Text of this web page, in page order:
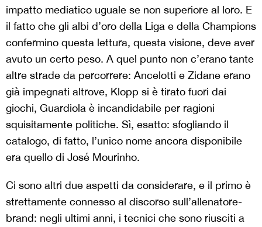
impatto mediatico uguale se non superiore al loro. E
il fatto che gli albi d’oro della Liga e della Champions
confermino questa lettura, questa visione, deve aver
avuto un certo peso. A quel punto non c’erano tante
altre strade da percorrere: Ancelotti e Zidane erano
già impegnati altrove, Klopp si è tirato fuori dai
giochi, Guardiola è incandidabile per ragioni
squisitamente politiche. Sì, esatto: sfogliando il
catalogo, di fatto, l’unico nome ancora disponibile
era quello di José Mourinho.
Ci sono altri due aspetti da considerare, e il primo è
strettamente connesso al discorso sull’allenatore-
brand: negli ultimi anni, i tecnici che sono riusciti a